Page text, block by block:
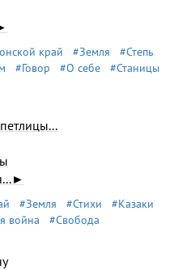
край #Земля
#Степь
#Говор #О себе
#Станицы
#Земля #Стихи
#Казаки
война #Свобода